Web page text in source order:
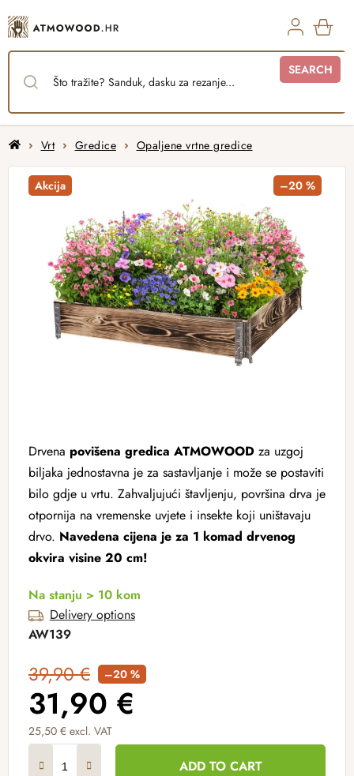
to
content
SEARCH
Home
Vrt Gredice Opaljene vrtne gredice
Drvena povišena gredica ATMOWOOD za uzgoj
biljaka jednostavna je za sastavljanje i može se postaviti
bilo gdje u vrtu. Zahvaljujući štavljenju, površina drva je
otpornija na vremenske uvjete i insekte koji uništavaju
drvo. Navedena cijena je za 1 komad drvenog
okvira visine 20 cm!
Na stanju > 10 kom
Delivery options
AW139
39,90 € –20 %
31,90 €
25,50 € excl. VAT
ADD TO CART
Akcija –20 %